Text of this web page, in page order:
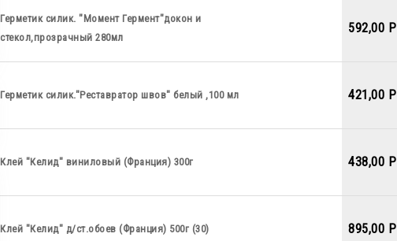
Герметик силик. "Момент Гермент"докон и
стекол,прозрачный 280мл
592,00 P
Герметик силик."Реставратор швов" белый ,100 мл 421,00 P
Клей "Келид" виниловый (Франция) 300г 438,00 P
Клей "Келид" д/ст.обоев (Франция) 500г (30) 895,00 P